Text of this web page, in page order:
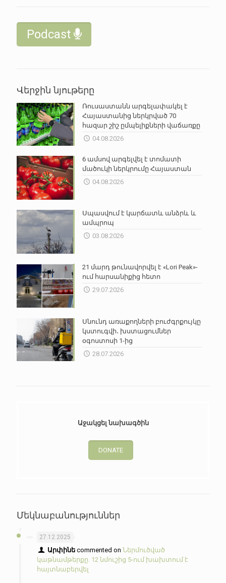
Podcast
Վերջին նյութերը
Ռուսաստանն արգելափակել է
Հայաստանից ներկրված 70
հազար շիշ ըմպելիքների վաճառքը
04.08.2026
6 ամսով արգելվել է տոմատի
մածուկի ներկրումը Հայաստան
04.08.2026
Սպասվում է կարճատև անձրև և
ամպրոպ
03.08.2026
21 մարդ թունավորվել է «Lori Peak»-
ում հարսանիքից հետո
29.07.2026
Սնունդ առաքողների բուժգրքույկը
կստուգվի․ խստացումներ
օգոստոսի 1-ից
28.07.2026
Աջակցել նախագծին
DONATE
Մեկնաբանություններ
27.12.2025
Արփինե commented onՆերմուծված
կաթնամթերքը. 12 նմուշից 5-ում խախտում է
հայտնաբերվել